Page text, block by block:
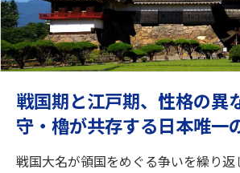
戦国期と江戸期、性格の異
守・櫓が共存する日本唯一
戦国大名が領国をめぐる争いを繰り